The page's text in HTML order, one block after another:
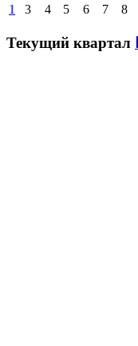
1
3 4 5 6 7 8
Текущий квартал